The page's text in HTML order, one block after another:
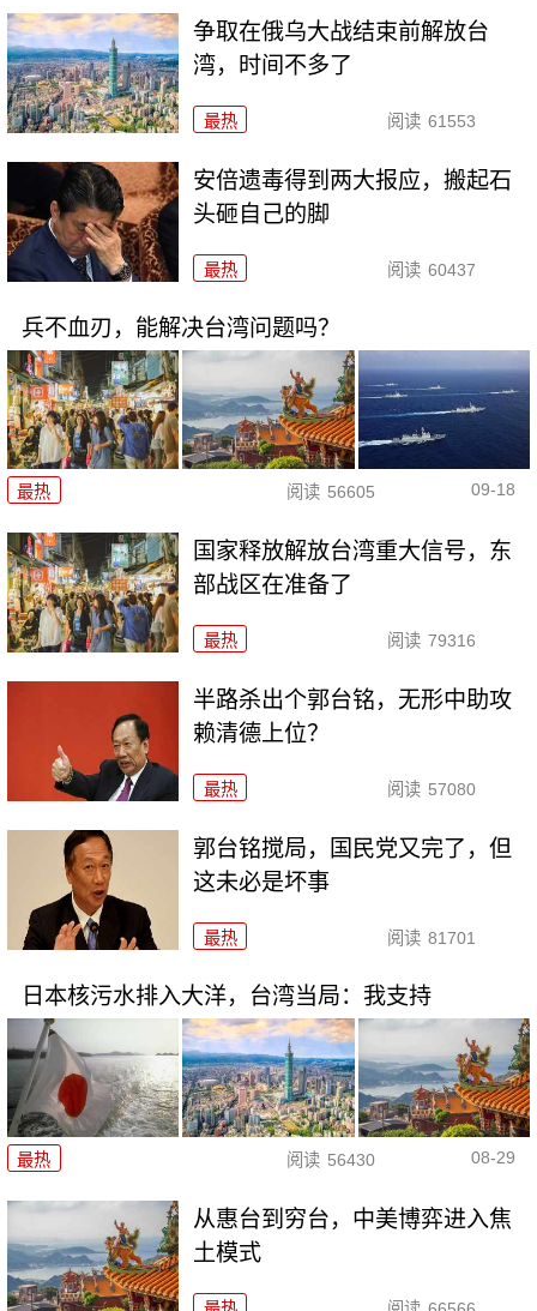
争取在俄乌大战结束前解放台
湾，时间不多了
最热 阅读 61553
安倍遗毒得到两大报应，搬起石
头砸自己的脚
最热 阅读 60437
兵不血刃，能解决台湾问题吗？
最热 阅读 56605 09-18
国家释放解放台湾重大信号，东
部战区在准备了
最热 阅读 79316
半路杀出个郭台铭，无形中助攻
赖清德上位？
最热 阅读 57080
郭台铭搅局，国民党又完了，但
这未必是坏事
最热 阅读 81701
日本核污水排入大洋，台湾当局：我支持
最热 阅读 56430 08-29
从惠台到穷台，中美博弈进入焦
土模式